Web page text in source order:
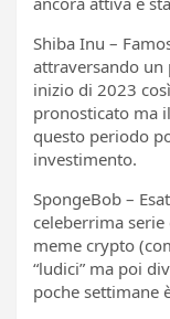
Shiba Inu –
attraversando
inizio di 2023
pronosticato ma
questo periodo
investimento.
SpongeBob –
celeberrima
meme crypto
“ludici” ma poi
poche settimane